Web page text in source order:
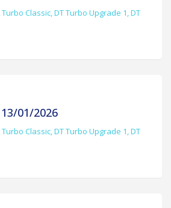
Turbo Classic,DT Turbo Upgrade 1,DT
01/2026
Turbo Classic,DT Turbo Upgrade 1,DT